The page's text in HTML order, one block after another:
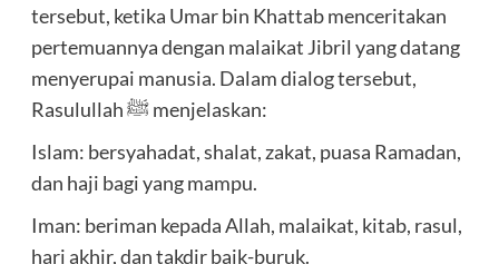
tersebut, ketika Umar bin Khattab menceritakan
pertemuannya dengan malaikat Jibril yang datang
menyerupai manusia. Dalam dialog tersebut,
Rasulullah ﷺ menjelaskan:
Islam: bersyahadat, shalat, zakat, puasa Ramadan,
dan haji bagi yang mampu.
Iman: beriman kepada Allah, malaikat, kitab, rasul,
hari akhir, dan takdir baik-buruk.